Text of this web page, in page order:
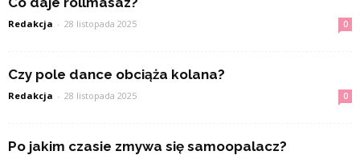
Redakcja - 28 listopada 2025 0
Czy pole dance obciąża kolana?
Redakcja - 28 listopada 2025 0
Po jakim czasie zmywa się samoopalacz?